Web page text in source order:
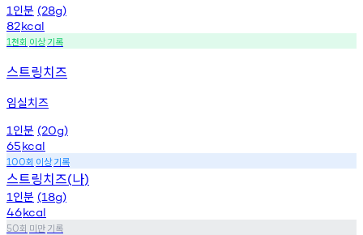
1 인분 (28g)
82kcal
1천회 이상기록
스트링치즈
임실치즈
1 인분 (20g)
65kcal
100회 이상기록
스트링치즈(나)
1 인분 (18g)
46kcal
50회 미만기록